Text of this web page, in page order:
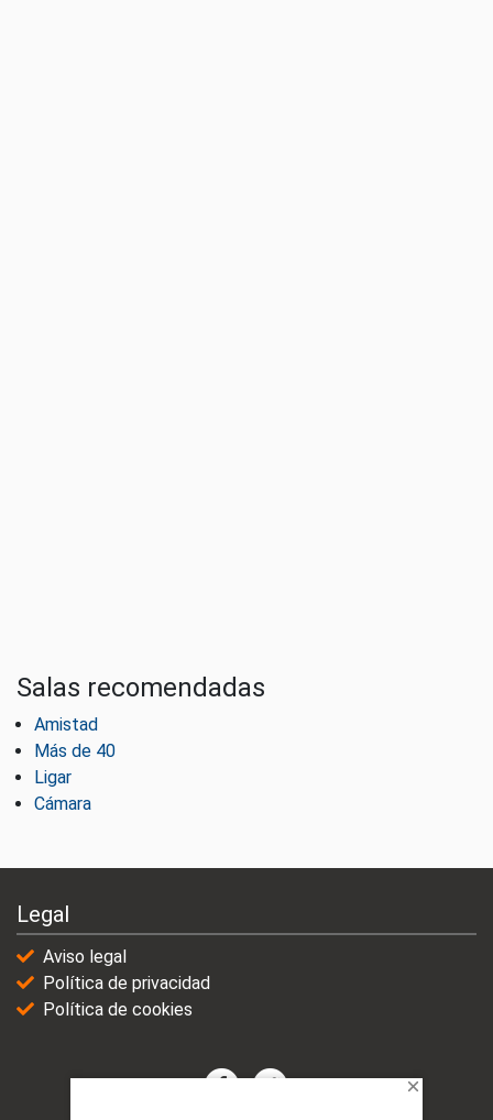
Salas recomendadas
Amistad
Más de 40
Ligar
Cámara
Legal
Aviso legal
Política de privacidad
Política de cookies